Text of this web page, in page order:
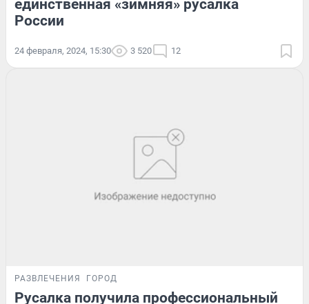
единственная «зимняя» русалка
России
24 февраля, 2024, 15:30 3 520 12
РАЗВЛЕЧЕНИЯ ГОРОД
Русалка получила профессиональный